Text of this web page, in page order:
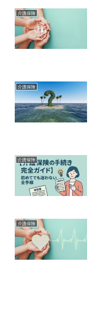
介護保険
介護保険
介護保険
介護保険